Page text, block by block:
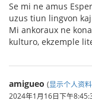
Se mi ne amus
uzus tiun lingvon
Mi ankoraux ne
kulturo, ekzemple
amigueo (显示个人资料
2024年1月16日下午